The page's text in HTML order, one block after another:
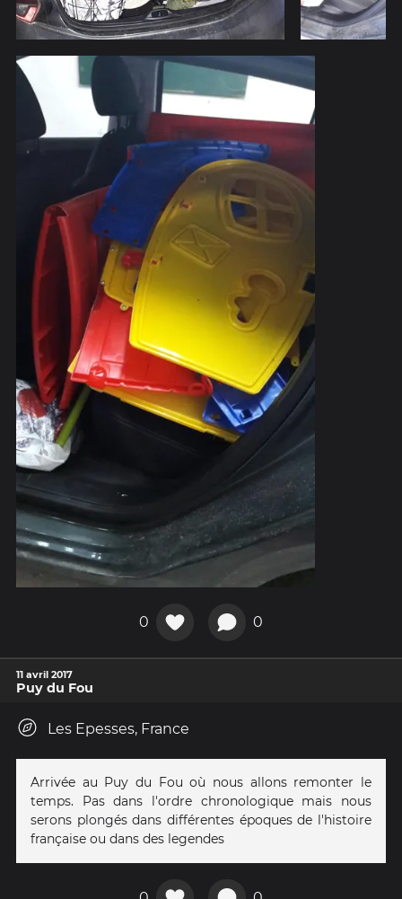
0 0
11 avril 2017
Puy du Fou
Les Epesses, France
Arrivée au Puy du Fou où nous allons remonter le
temps. Pas dans l'ordre chronologique mais nous
serons plongés dans différentes époques de l'histoire
française ou dans des legendes